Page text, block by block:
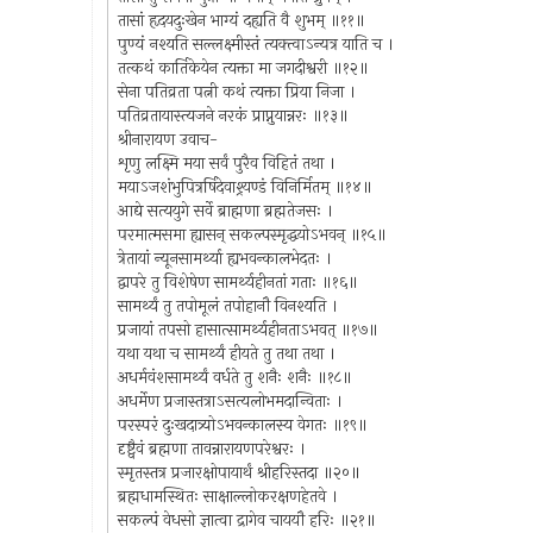
तासां हृदयदुःखेन भाग्यं दह्यति वै शुभम् ॥११॥
पुण्यं नश्यति सल्लक्ष्मीस्तं त्यक्त्वाऽन्यत्र याति च ।
तत्कथं कार्तिकेयेन त्यक्ता मा जगदीश्वरी ॥१२॥
सेना पतिव्रता पत्नी कथं त्यक्ता प्रिया निजा ।
पतिव्रतायास्त्यजने नरकं प्राप्नुयान्नरः ॥१३॥
श्रीनारायण उवाच-
शृणु लक्ष्मि मया सर्वं पुरैव विहितं तथा ।
मयाऽजशंभुपित्रर्षिदेवाश्र्यण्डं विनिर्मितम् ॥१४॥
आद्ये सत्ययुगे सर्वे ब्राह्मणा ब्रह्मतेजसः ।
परमात्मसमा ह्यासन् सकल्पस्मृद्धयोऽभवन् ॥१५॥
त्रेतायां न्यूनसामर्थ्या ह्यभवन्कालभेदतः ।
द्वापरे तु विशेषेण सामर्थ्यहीनतां गताः ॥१६॥
सामर्थ्यं तु तपोमूलं तपोहानौ विनश्यति ।
प्रजायां तपसो हासात्सामर्थ्यहीनताऽभवत् ॥१७॥
यथा यथा च सामर्थ्यं हीयते तु तथा तथा ।
अधर्मवंशसामर्थ्यं वर्धते तु शनैः शनैः ॥१८॥
अधर्मेण प्रजास्तत्राऽसत्यलोभमदान्विताः ।
परस्परं दुःखदात्र्योऽभवन्कालस्य वेगतः ॥१९॥
दृष्ट्वैवं ब्रह्मणा तावन्नारायणपरेश्वरः ।
स्मृतस्तत्र प्रजारक्षोपायार्थं श्रीहरिस्तदा ॥२०॥
ब्रह्मधामस्थितः साक्षाल्लोकरक्षणहेतवे ।
सकल्पं वेधसो ज्ञात्वा द्रागेव चाययौ हरिः ॥२१॥